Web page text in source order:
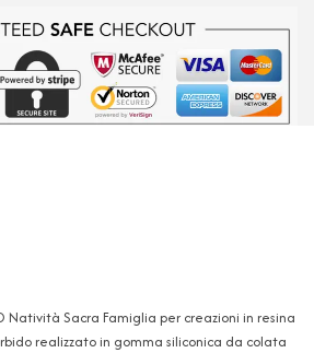
Natività Sacra Famiglia per creazioni in resina
realizzato in gomma siliconica da colata